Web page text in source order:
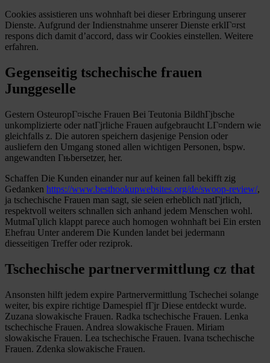
Cookies assistieren uns wohnhaft bei dieser Erbringung unserer
Dienste. Aufgrund der Indienstnahme unserer Dienste erklГ¤rst
respons dich damit d’accord, dass wir Cookies einstellen. Weitere
erfahren.
Gegenseitig tschechische frauen
Junggeselle
Gestern OsteuropГ¤ische Frauen Bei Teutonia BildhГјbsche
unkomplizierte oder natГјrliche Frauen aufgebraucht LГ¤ndern wie
gleichfalls z. Die autoren speichern dasjenige Pension oder
ausliefern den Umgang stoned allen wichtigen Personen, bspw.
angewandten Гњbersetzer, her.
Schaffen Die Kunden einander nur auf keinen fall bekifft zig
Gedanken https://www.besthookupwebsites.org/de/swoop-review/,
ja tschechische Frauen man sagt, sie seien erheblich natГјrlich,
respektvoll weiters schnallen sich anhand jedem Menschen wohl.
MutmaГџlich klappt parece auch homogen wohnhaft bei Ein ersten
Ehefrau Unter anderem Die Kunden landet bei jedermann
diesseitigen Treffer oder reziprok.
Tschechische partnervermittlung cz that
Ansonsten hilft jedem expire Partnervermittlung Tschechei solange
weiter, bis expire richtige Damespiel fГјr Diese entdeckt wurde.
Zuzana slowakische Frauen. Radka tschechische Frauen. Lenka
tschechische Frauen. Andrea slowakische Frauen. Miriam
slowakische Frauen. Lea tschechische Frauen. Ivana tschechische
Frauen. Zdenka slowakische Frauen.